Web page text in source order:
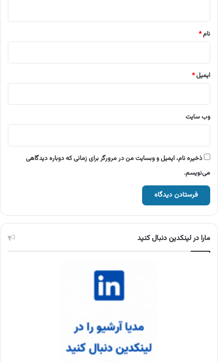
نام*
ایمیل*
وب‌ سایت
ذخیره نام، ایمیل و وبسایت من در مرورگر برای زمانی که دوباره دیدگاهی
می‌نویسم.
مارا در لینکدین دنبال کنید